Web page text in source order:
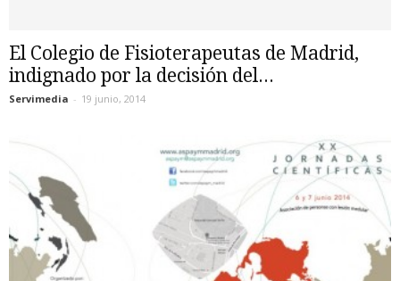
El Colegio de Fisioterapeutas de Madrid,
indignado por la decisión del...
Servimedia - 19 junio, 2014